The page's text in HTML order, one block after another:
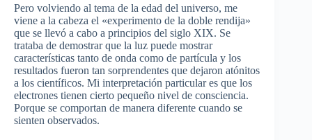
Pero volviendo al tema de la edad del universo, me
viene a la cabeza el «experimento de la doble rendija»
que se llevó a cabo a principios del siglo XIX. Se
trataba de demostrar que la luz puede mostrar
características tanto de onda como de partícula y los
resultados fueron tan sorprendentes que dejaron atónitos
a los científicos. Mi interpretación particular es que los
electrones tienen cierto pequeño nivel de consciencia.
Porque se comportan de manera diferente cuando se
sienten observados.